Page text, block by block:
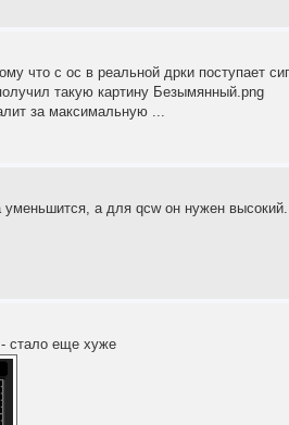
что с ос в реальной дрки поступает
такую картину Безымянный.png
за максимальную ...
а для qcw он нужен
стало еще хуже